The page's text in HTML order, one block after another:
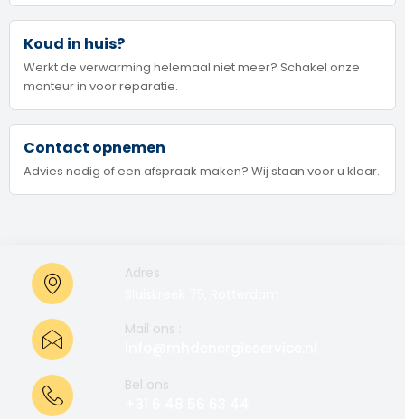
Koud in huis?
Werkt de verwarming helemaal niet meer? Schakel onze
monteur in voor reparatie.
Contact opnemen
Advies nodig of een afspraak maken? Wij staan voor u klaar.
Adres :
Mail ons :
Bel ons :